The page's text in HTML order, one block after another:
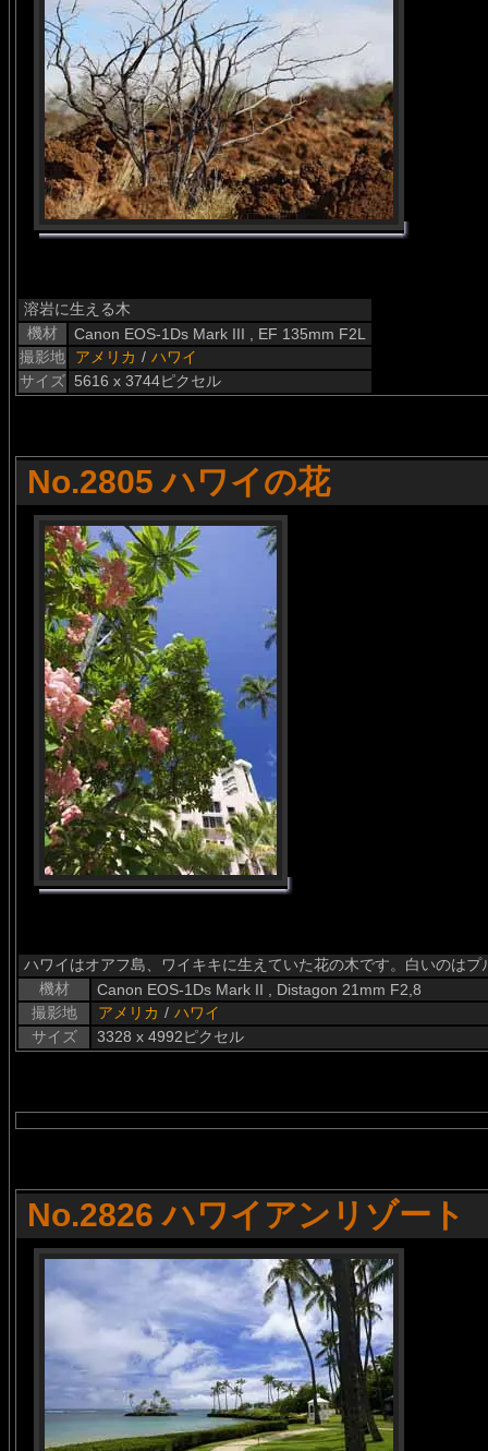
溶岩に生える木
機材
Canon EOS-1Ds Mark III , EF 135mm F2L
撮影地
アメリカ / ハワイ
サイズ 5616 x 3744ピクセル
No.2805 ハワイの花
ハワイはオアフ島、ワイキキに生えていた花の木です。白いのはプ
機材
Canon EOS-1Ds Mark II , Distagon 21mm F2,8
撮影地
アメリカ / ハワイ
サイズ
3328 x 4992ピクセル
No.2826 ハワイアンリゾート